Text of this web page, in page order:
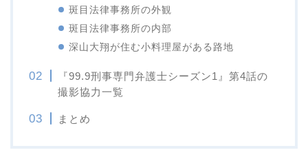
斑目法律事務所の外観
斑目法律事務所の内部
深山大翔が住む小料理屋がある路地
『99.9刑事専門弁護士シーズン1』第4話の
撮影協力一覧
まとめ